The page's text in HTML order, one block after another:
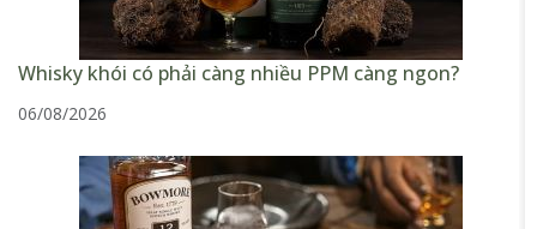
Whisky khói có phải càng nhiều PPM càng ngon?
06/08/2026